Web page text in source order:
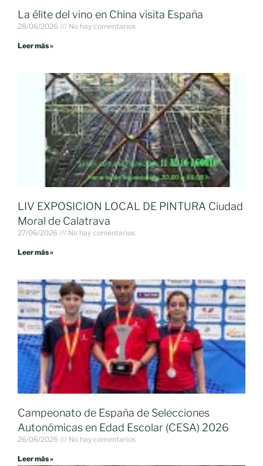
La élite del vino en China visita España
28/06/2026 No hay comentarios
Leer más »
LIV EXPOSICION LOCAL DE PINTURA Ciudad
Moral de Calatrava
27/06/2026 No hay comentarios
Leer más »
Campeonato de España de Selecciones
Autonómicas en Edad Escolar (CESA) 2026
26/06/2026 No hay comentarios
Leer más »